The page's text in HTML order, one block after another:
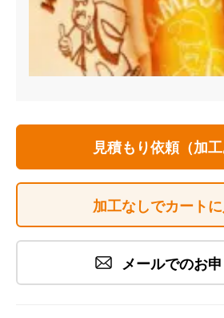
見積もり依頼（加工
加工なしでカート
メールでのお